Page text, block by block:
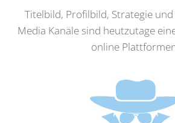
Titelbild, Profilbild, Strategie und
Media Kanäle sind heutzutage
online